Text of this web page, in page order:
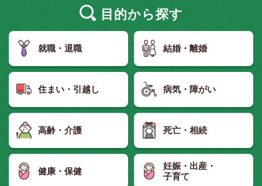
目的から探す
就職・退職 結婚・離婚
住まい・引越し 病気・障がい
高齢・介護 死亡・相続
健康・保健
妊娠・出産・
子育て